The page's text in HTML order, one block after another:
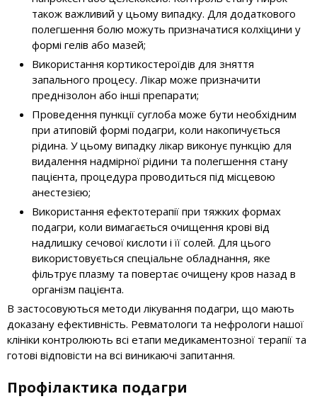
також важливий у цьому випадку. Для додаткового
полегшення болю можуть призначатися колхіцини у
формі гелів або мазей;
Використання кортикостероїдів для зняття
запального процесу. Лікар може призначити
преднізолон або інші препарати;
Проведення пункції суглоба може бути необхідним
при атиповій формі подагри, коли накопичується
рідина. У цьому випадку лікар виконує пункцію для
видалення надмірної рідини та полегшення стану
пацієнта, процедура проводиться під місцевою
анестезією;
Використання ефектотерапії при тяжких формах
подагри, коли вимагається очищення крові від
надлишку сечової кислоти і її солей. Для цього
використовується спеціальне обладнання, яке
фільтрує плазму та повертає очищену кров назад в
організм пацієнта.
В застосовуються методи лікування подагри, що мають
доказану ефективність. Ревматологи та нефрологи нашої
клініки контролюють всі етапи медикаментозної терапії та
готові відповісти на всі виникаючі запитання.
Профілактика подагри